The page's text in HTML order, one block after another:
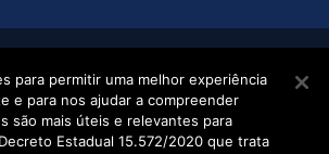
para permitir uma melhor experiência
e para nos ajudar a compreender
são mais úteis e relevantes para
Estadual 15.572/2020 que trata